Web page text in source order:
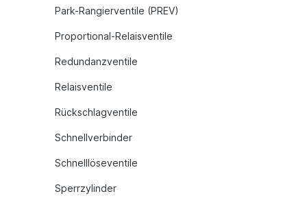
Park-Rangierventile (PREV)
Proportional-Relaisventile
Redundanzventile
Relaisventile
Rückschlagventile
Schnellverbinder
Schnelllöseventile
Sperrzylinder